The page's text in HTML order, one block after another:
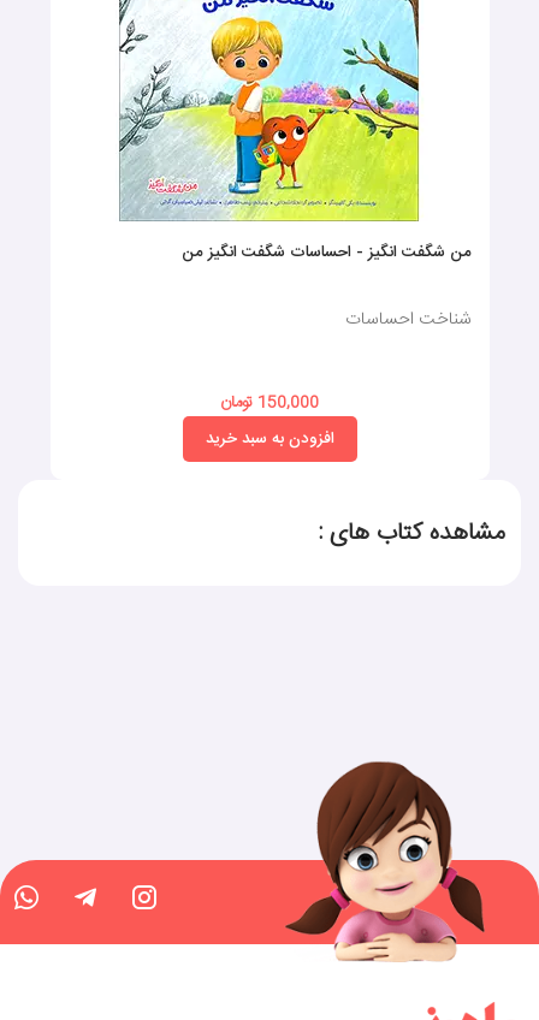
من شگفت انگیز - احساسات شگفت انگیز من
شناخت احساسات
150,000 تومان
افزودن به سبد خرید
مشاهده کتاب های :